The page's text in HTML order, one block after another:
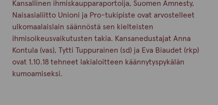
Kansallinen ihmiskaupparaportoija, Suomen Amnesty,
Naisasialiitto Unioni ja Pro-tukipiste ovat arvostelleet
ulkomaalaislain säännöstä sen kielteisten
ihmisoikeusvaikutusten takia. Kansanedustajat Anna
Kontula (vas), Tytti Tuppurainen (sd) ja Eva Biaudet (rkp)
ovat 1.10.18 tehneet lakialoitteen käännytyspykälän
kumoamiseksi.